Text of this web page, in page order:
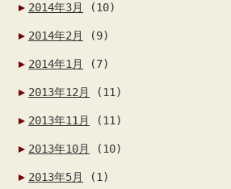
2014年3月 (10)
2014年2月 (9)
2014年1月 (7)
2013年12月 (11)
2013年11月 (11)
2013年10月 (10)
2013年5月 (1)